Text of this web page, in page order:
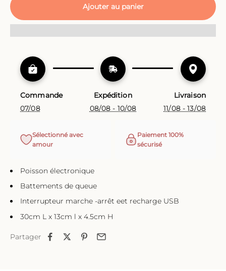
Ajouter au panier
Commande
07/08
Expédition
08/08 - 10/08
Livraison
11/08 - 13/08
Sélectionné avec
amour
Paiement 100%
sécurisé
Poisson électronique
Battements de queue
Interrupteur marche -arrêt eet recharge USB
30cm L x 13cm l x 4.5cm H
Partager